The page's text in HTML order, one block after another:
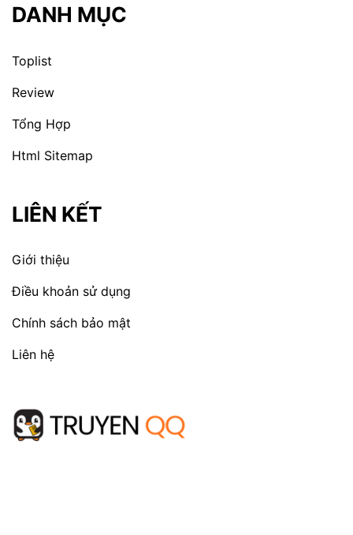
DANH MỤC
Toplist
Review
Tổng Hợp
Html Sitemap
LIÊN KẾT
Giới thiệu
Điều khoản sử dụng
Chính sách bảo mật
Liên hệ